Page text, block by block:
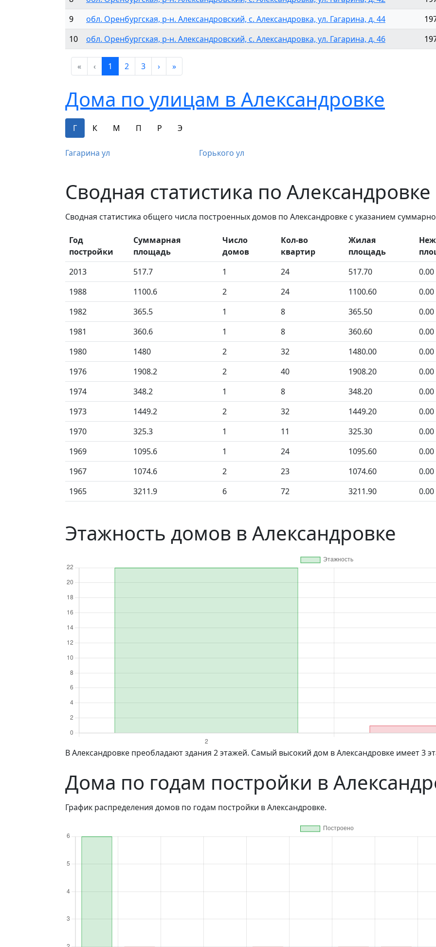
9
обл. Оренбургская, р-н. Александровский, с. Александровка, ул. Гагарина, д. 44
10
обл. Оренбургская, р-н. Александровский, с. Александровка, ул. Гагарина, д. 46
« ‹ 1 2 3 › »
Дома по улицам в Александровке
Г К М П Р Э
Гагарина ул Горького ул
Сводная статистика по Александровке
Сводная статистика общего числа построенных домов по Александровке с указанием
Год
постройки
Суммарная
площадь
Число
домов
Кол-во
квартир
Жилая
площадь
2013
517.7 1 24 517.70 0.00
1988
1100.6 2 24 1100.60 0.00
1982
365.5 1 8 365.50 0.00
1981
360.6 1 8 360.60 0.00
1980
1480 2 32 1480.00 0.00
1976
1908.2 2 40 1908.20 0.00
1974
348.2 1 8 348.20 0.00
1973
1449.2 2 32 1449.20 0.00
1970
325.3 1 11 325.30 0.00
1969
1095.6 1 24 1095.60 0.00
1967
1074.6 2 23 1074.60 0.00
1965
3211.9 6 72 3211.90 0.00
Этажность домов в Александровке
в Александровке преобладают здания 2 этажей. Самый высокий дом в Александровке имеет 3
Дома по годам постройки в
График распределения домов по годам постройки в Александровке.